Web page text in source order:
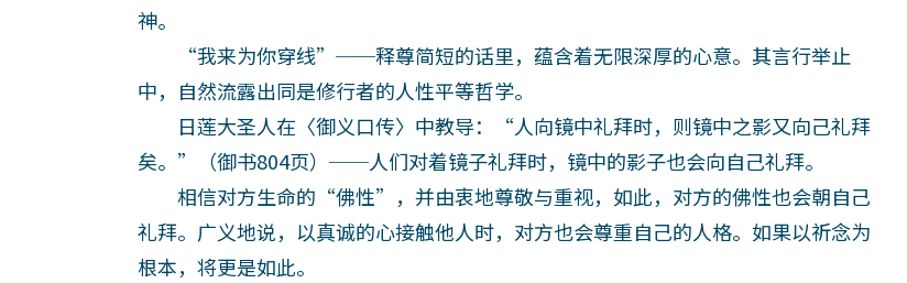
神。
“我来为你穿线”──释尊简短的话里，蕴含着无限深厚的心意。其言行举止
中，自然流露出同是修行者的人性平等哲学。
日莲大圣人在〈御义口传〉中教导：“人向镜中礼拜时，则镜中之影又向己礼拜
矣。”（御书804页）──人们对着镜子礼拜时，镜中的影子也会向自己礼拜。
相信对方生命的“佛性”，并由衷地尊敬与重视，如此，对方的佛性也会朝自己
礼拜。广义地说，以真诚的心接触他人时，对方也会尊重自己的人格。如果以祈念为
根本，将更是如此。